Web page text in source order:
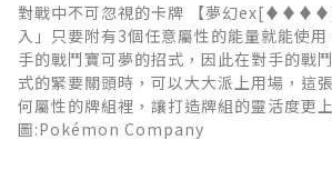
對戰中不可忽視的卡牌 【夢幻
入」只要附有3個任意屬性的能量就能使
手的戰鬥寶可夢的招式，因此在對手的戰
式的緊要關頭時，可以大大派上用場，這
何屬性的牌組裡，讓打造牌組的靈活度更
圖:Pokémon Company